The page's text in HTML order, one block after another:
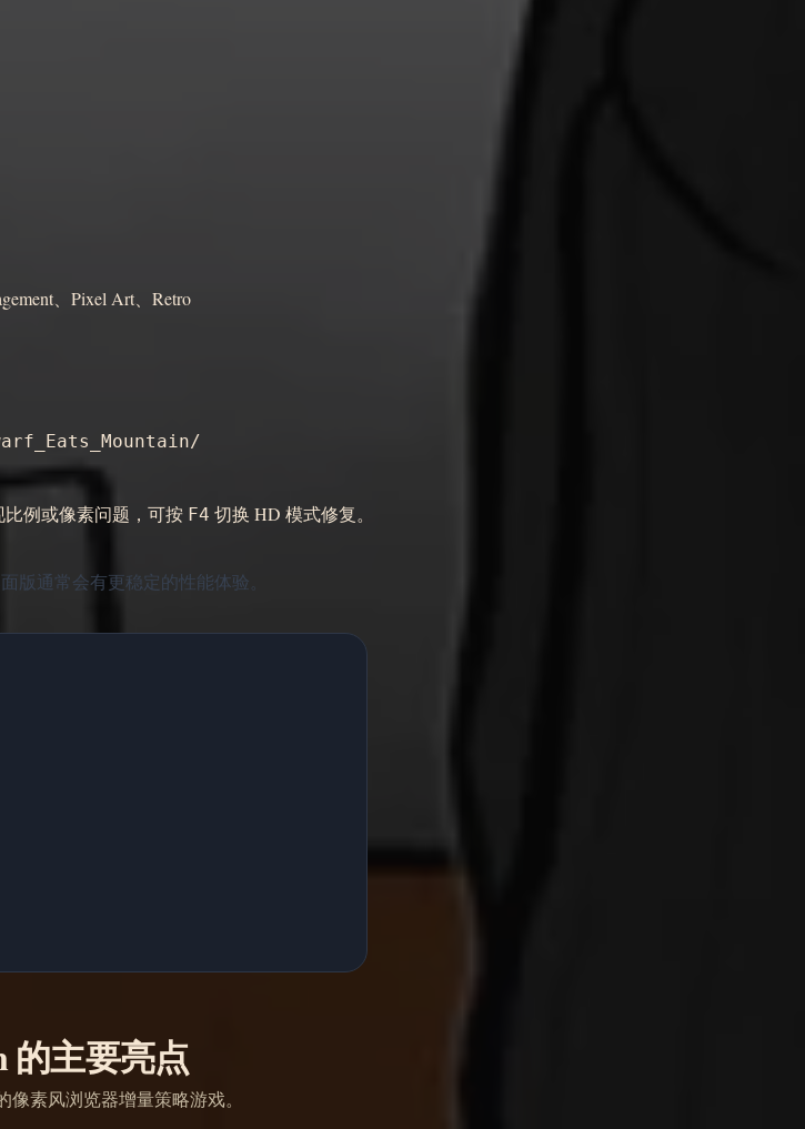
、Pixel Art、Retro
例或像素问题，可按 F4 切换 HD 模式修复。
版通常会有更稳定的性能体验。
的主要亮点
素风浏览器增量策略游戏。